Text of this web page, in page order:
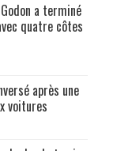
a terminé
quatre côtes
après une
voitures